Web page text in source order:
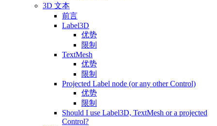
3D 文本
前言
Label3D
优势
限制
TextMesh
优势
限制
Projected Label node (or any other Control)
优势
限制
Should I use Label3D, TextMesh or a projected
Control?